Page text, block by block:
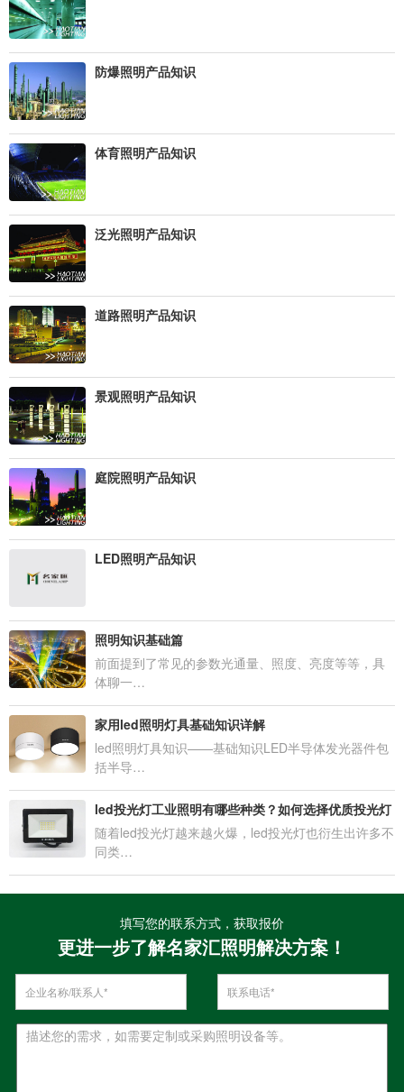
防爆照明产品知识
体育照明产品知识
泛光照明产品知识
道路照明产品知识
景观照明产品知识
庭院照明产品知识
LED照明产品知识
照明知识基础篇
前面提到了常见的参数光通量、照度、亮度等等，具
体聊一…
家用led照明灯具基础知识详解
led照明灯具知识——基础知识LED半导体发光器件包
括半导…
led投光灯工业照明有哪些种类？如何选择优质投光灯
随着led投光灯越来越火爆，led投光灯也衍生出许多不
同类…
填写您的联系方式，获取报价
更进一步了解名家汇照明解决方案！